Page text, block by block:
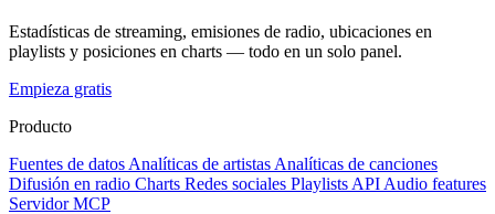
Estadísticas de streaming, emisiones de radio, ubicaciones en
playlists y posiciones en charts — todo en un solo panel.
Empieza gratis
Producto
Fuentes de datos Analíticas de artistas Analíticas de canciones
Difusión en radio Charts Redes sociales Playlists API Audio features
Servidor MCP